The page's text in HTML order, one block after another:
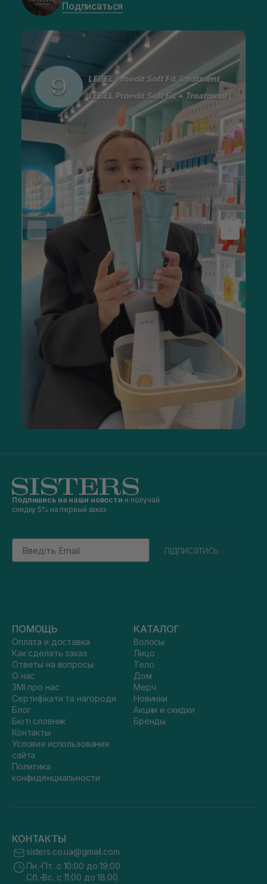
Подписаться
Подпишись на наши новости и получай
скидку 5% на первый заказ
Email
підписатись
ПОМОЩЬ
Оплата и доставка
Как сделать заказ
Ответы на вопросы
О нас
ЗМІ про нас
Сертифікати та нагороди
Блог
Бюті словник
Контакты
Условия использования
сайта
Политика
конфиденциальности
КАТАЛОГ
Волосы
Лицо
Тело
Дом
Мерч
Новинки
Акции и скидки
Бренды
КОНТАКТЫ
sisters.co.ua@gmail.com
Пн.-Пт. с 10:00 до 19:00
Сб.-Вс. с 11:00 до 18:00